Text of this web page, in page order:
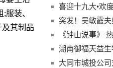
服装、
其制品
喜迎十九大•欢
突发！吴敏霞
《钟山说事》
湖南御福天益
大同市城投公